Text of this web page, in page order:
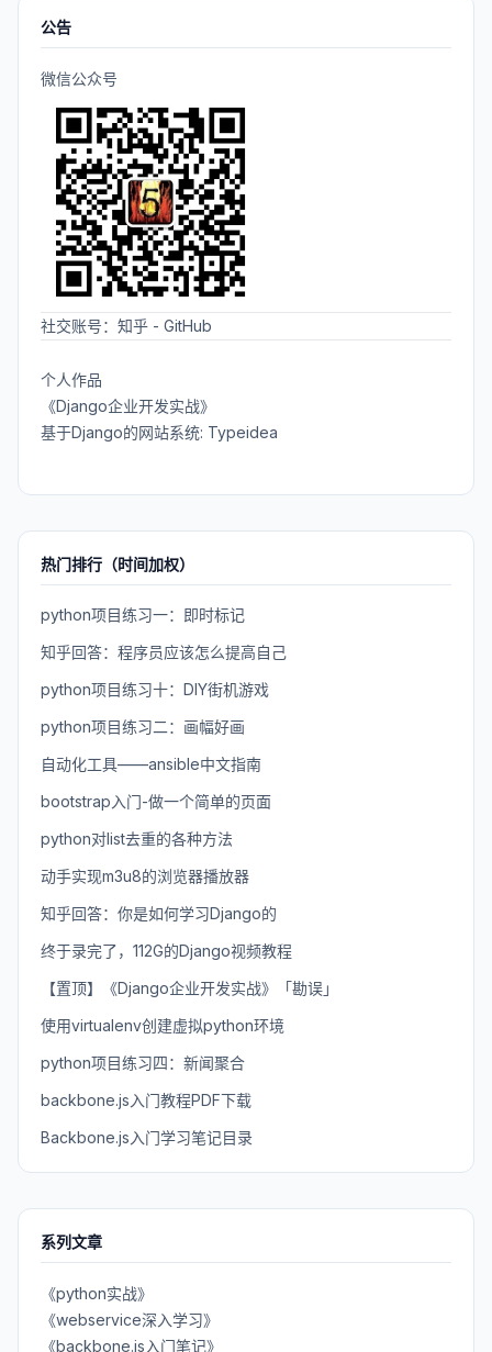
公告
微信公众号
社交账号： 知乎 - GitHub
个人作品
《Django企业开发实战》
基于Django的网站系统: Typeidea
热门排行（时间加权）
python项目练习一：即时标记
知乎回答：程序员应该怎么提高自己
python项目练习十：DIY街机游戏
python项目练习二：画幅好画
自动化工具——ansible中文指南
bootstrap入门-做一个简单的页面
python对list去重的各种方法
动手实现m3u8的浏览器播放器
知乎回答：你是如何学习Django的
终于录完了，112G的Django视频教程
【置顶】《Django企业开发实战》「勘误」
使用virtualenv创建虚拟python环境
python项目练习四：新闻聚合
backbone.js入门教程PDF下载
Backbone.js入门学习笔记目录
系列文章
《python实战》
《webservice深入学习》
《backbone.js入门笔记》